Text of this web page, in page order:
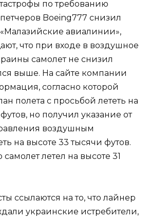
по требованию
Boeing777 снизил
авиалинии»,
что при входе в воздушное
самолет не снизил
выше. На сайте компании
согласно которой
полета с просьбой лететь на
но получил указание от
воздушным
на высоте 33 тысячи футов.
летел на высоте 31
ссылаются на то, что лайнер
украинские истребители,